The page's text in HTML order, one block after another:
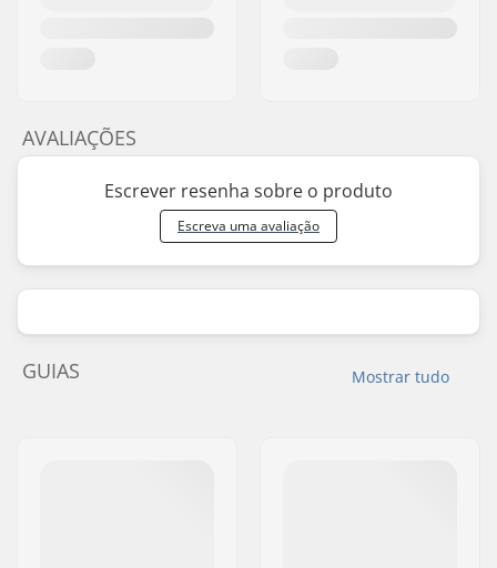
AVALIAÇÕES
Escrever resenha sobre o produto
Escreva uma avaliação
Mostrar tudo
GUIAS